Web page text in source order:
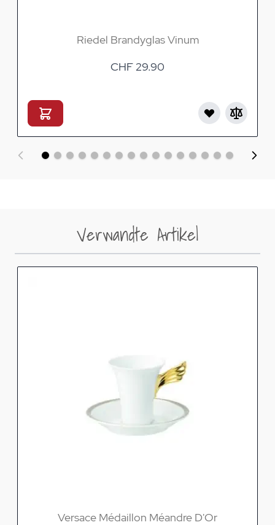
Riedel Brandyglas Vinum
CHF 29.90
Verwandte Artikel
Versace Médaillon Méandre D'Or